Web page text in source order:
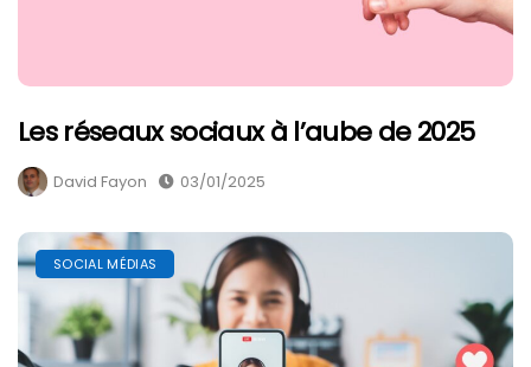
Les réseaux sociaux à l’aube de 2025
David Fayon 03/01/2025
SOCIAL MÉDIAS